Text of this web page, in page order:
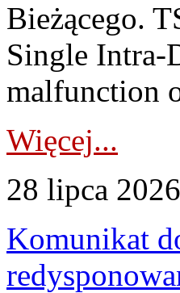
Bieżącego.
Single Intra-
malfunction
Więcej...
28 lipca
Komunikat